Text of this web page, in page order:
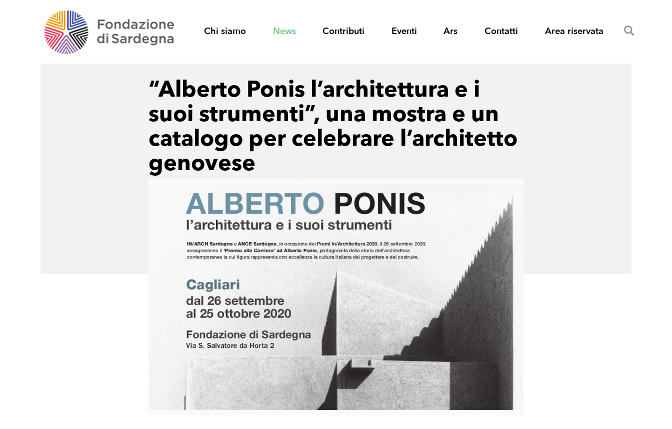
Chi siamo News Contributi Eventi Ars Contatti Area riservata
“Alberto Ponis l’architettura e i
suoi strumenti”, una mostra e un
catalogo per celebrare l’architetto
genovese